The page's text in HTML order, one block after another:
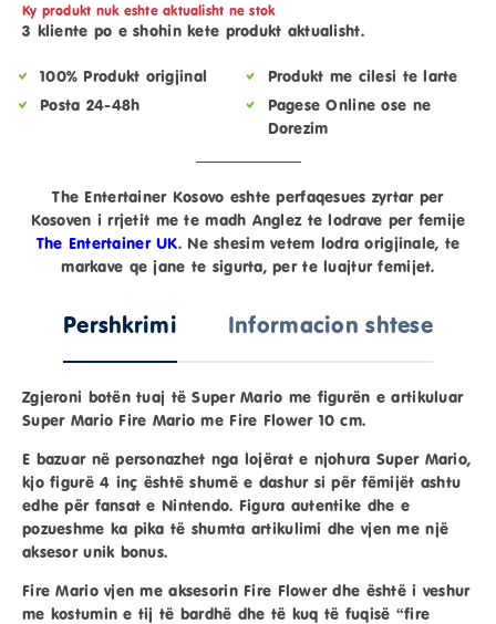
Ky produkt nuk eshte aktualisht ne stok
3 kliente po e shohin kete produkt aktualisht.
100% Produkt origjinal
Posta 24-48h
Produkt me cilesi te larte
Pagese Online ose ne
Dorezim
The Entertainer Kosovo eshte perfaqesues zyrtar per
Kosoven i rrjetit me te madh Anglez te lodrave per femije
The Entertainer UK. Ne shesim vetem lodra origjinale, te
markave qe jane te sigurta, per te luajtur femijet.
Pershkrimi Informacion shtese
Zgjeroni botën tuaj të Super Mario me figurën e artikuluar
Super Mario Fire Mario me Fire Flower 10 cm.
E bazuar në personazhet nga lojërat e njohura Super Mario,
kjo figurë 4 inç është shumë e dashur si për fëmijët ashtu
edhe për fansat e Nintendo. Figura autentike dhe e
pozueshme ka pika të shumta artikulimi dhe vjen me një
aksesor unik bonus.
Fire Mario vjen me aksesorin Fire Flower dhe është i veshur
me kostumin e tij të bardhë dhe të kuq të fuqisë “fire